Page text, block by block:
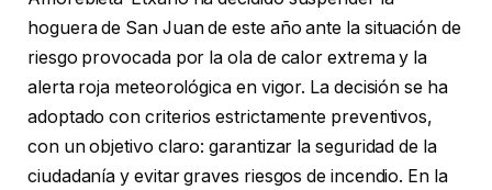
hoguera de San Juan de este año ante la situación de
riesgo provocada por la ola de calor extrema y la
alerta roja meteorológica en vigor. La decisión se ha
adoptado con criterios estrictamente preventivos,
con un objetivo claro: garantizar la seguridad de la
ciudadanía y evitar graves riesgos de incendio. En la